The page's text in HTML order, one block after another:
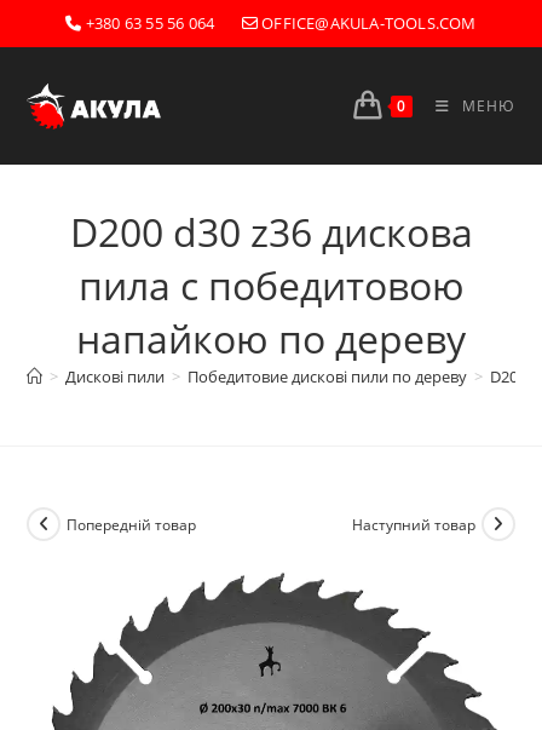
Перейти
до
+380 63 55 56 064 OFFICE@AKULA-TOOLS.COM
0 МЕНЮ
D200 d30 z36 дискова
пила с победитовою
напайкою по дереву
> Дискові пили > Победитовие дискові пили по дереву > D200
Попередній товар Наступний товар